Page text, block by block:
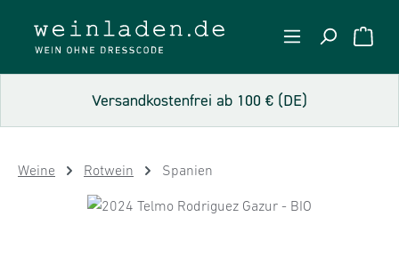
Zum Hauptinhalt springen
Versandkostenfrei ab 100 € (DE)
Weine Rotwein Spanien
Bildergalerie überspringen